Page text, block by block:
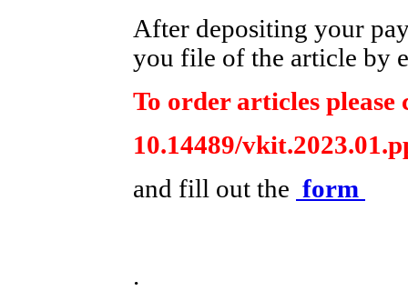
After depositing your
you file of the article by
To order articles
10.14489/
and fill out the form
.